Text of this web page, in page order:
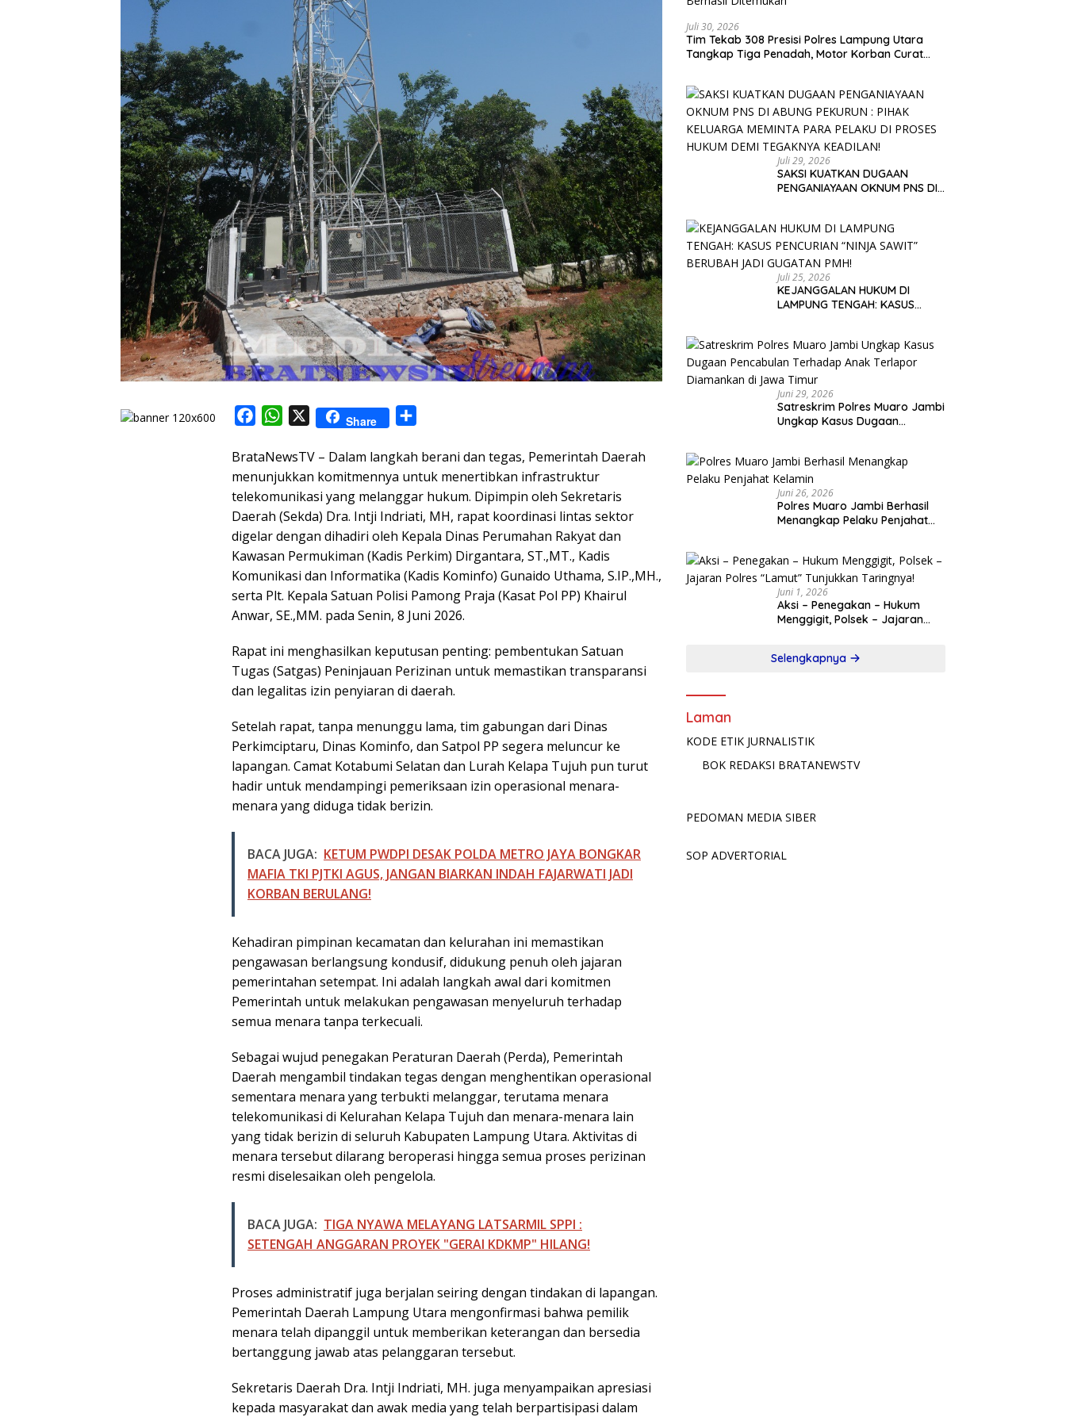
c
e
b
o
o
k
W
a
t
s
A
p
p
X Share
a
r
e
BrataNewsTV – Dalam langkah berani dan tegas, Pemerintah Daerah
menunjukkan komitmennya untuk menertibkan infrastruktur
telekomunikasi yang melanggar hukum. Dipimpin oleh Sekretaris
Daerah (Sekda) Dra. Intji Indriati, MH, rapat koordinasi lintas sektor
digelar dengan dihadiri oleh Kepala Dinas Perumahan Rakyat dan
Kawasan Permukiman (Kadis Perkim) Dirgantara, ST.,MT., Kadis
Komunikasi dan Informatika (Kadis Kominfo) Gunaido Uthama, S.IP.,MH.,
serta Plt. Kepala Satuan Polisi Pamong Praja (Kasat Pol PP) Khairul
Anwar, SE.,MM. pada Senin, 8 Juni 2026.
Rapat ini menghasilkan keputusan penting: pembentukan Satuan
Tugas (Satgas) Peninjauan Perizinan untuk memastikan transparansi
dan legalitas izin penyiaran di daerah.
Setelah rapat, tanpa menunggu lama, tim gabungan dari Dinas
Perkimciptaru, Dinas Kominfo, dan Satpol PP segera meluncur ke
lapangan. Camat Kotabumi Selatan dan Lurah Kelapa Tujuh pun turut
hadir untuk mendampingi pemeriksaan izin operasional menara-
menara yang diduga tidak berizin.
BACA JUGA: KETUM PWDPI DESAK POLDA METRO JAYA BONGKAR
MAFIA TKI PJTKI AGUS, JANGAN BIARKAN INDAH FAJARWATI JADI
KORBAN BERULANG!
Kehadiran pimpinan kecamatan dan kelurahan ini memastikan
pengawasan berlangsung kondusif, didukung penuh oleh jajaran
pemerintahan setempat. Ini adalah langkah awal dari komitmen
Pemerintah untuk melakukan pengawasan menyeluruh terhadap
semua menara tanpa terkecuali.
Sebagai wujud penegakan Peraturan Daerah (Perda), Pemerintah
Daerah mengambil tindakan tegas dengan menghentikan operasional
sementara menara yang terbukti melanggar, terutama menara
telekomunikasi di Kelurahan Kelapa Tujuh dan menara-menara lain
yang tidak berizin di seluruh Kabupaten Lampung Utara. Aktivitas di
menara tersebut dilarang beroperasi hingga semua proses perizinan
resmi diselesaikan oleh pengelola.
BACA JUGA: TIGA NYAWA MELAYANG LATSARMIL SPPI :
SETENGAH ANGGARAN PROYEK "GERAI KDKMP" HILANG!
Proses administratif juga berjalan seiring dengan tindakan di lapangan.
Pemerintah Daerah Lampung Utara mengonfirmasi bahwa pemilik
menara telah dipanggil untuk memberikan keterangan dan bersedia
bertanggung jawab atas pelanggaran tersebut.
Sekretaris Daerah Dra. Intji Indriati, MH. juga menyampaikan apresiasi
kepada masyarakat dan awak media yang telah berpartisipasi dalam
Juli 30, 2026
Tim Tekab 308 Presisi Polres Lampung Utara
Tangkap Tiga Penadah, Motor Korban Curat
Juli 29, 2026
SAKSI KUATKAN DUGAAN
PENGANIAYAAN OKNUM PNS DI
PELAKU DI PROSES HUKUM DEMI
TEGAKNYA KEADILAN!
Juli 25, 2026
KEJANGGALAN HUKUM DI
LAMPUNG TENGAH: KASUS
Juni 29, 2026
Satreskrim Polres Muaro Jambi
Ungkap Kasus Dugaan
Timur
Juni 26, 2026
Polres Muaro Jambi Berhasil
Menangkap Pelaku Penjahat
Juni 1, 2026
Aksi – Penegakan – Hukum
Menggigit, Polsek – Jajaran
Selengkapnya
Laman
KODE ETIK JURNALISTIK
BOK REDAKSI BRATANEWSTV
PEDOMAN MEDIA SIBER
SOP ADVERTORIAL